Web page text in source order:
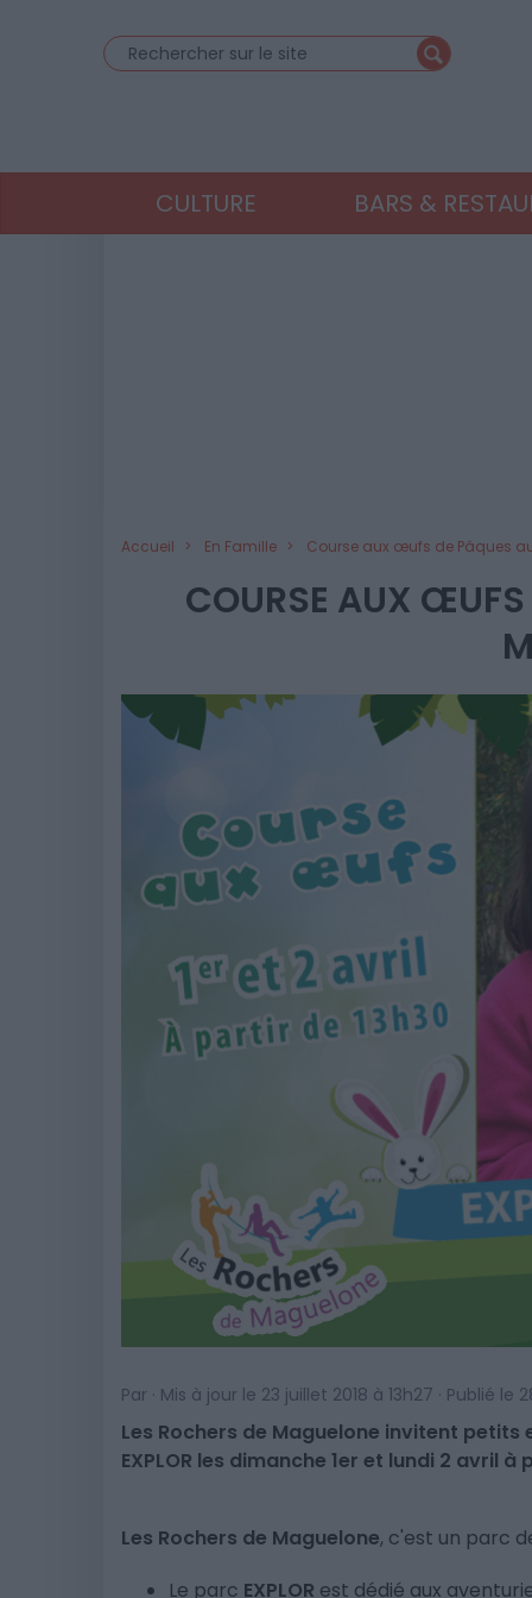
CULTURE BARS &
Accueil En Famille Course aux œufs de Pâques
COURSE AUX ŒUFS
Par · Mis à jour le 23 juillet 2018 à 13h27 · Publié le
Les Rochers de Maguelone invitent
EXPLOR les dimanche 1er et lundi 2 avril à
Les Rochers de Maguelone, c'est un parc
Le parc EXPLOR est dédié aux